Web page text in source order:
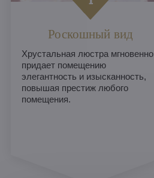
Роскошный вид
Хрустальная люстра мгновенно
придает помещению
элегантность и изысканность,
повышая престиж любого
помещения.